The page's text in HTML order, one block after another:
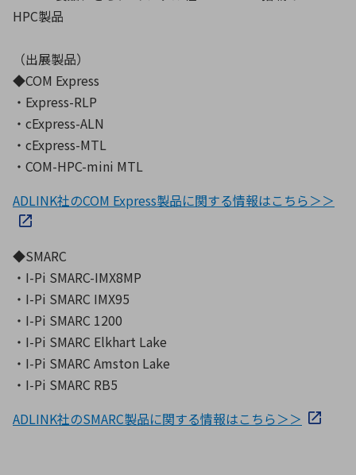
HPC製品
（出展製品）
◆COM Express
・Express-RLP
・cExpress-ALN
・cExpress-MTL
・COM-HPC-mini MTL
ADLINK社のCOM Express製品に関する情報はこちら＞＞
◆SMARC
・I-Pi SMARC-IMX8MP
・I-Pi SMARC IMX95
・I-Pi SMARC 1200
・I-Pi SMARC Elkhart Lake
・I-Pi SMARC Amston Lake
・I-Pi SMARC RB5
ADLINK社のSMARC製品に関する情報はこちら＞＞